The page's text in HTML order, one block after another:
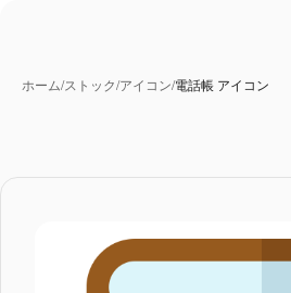
ホーム/ストック/アイコン/電話帳 アイコン